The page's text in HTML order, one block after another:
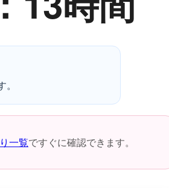
一覧ですぐに確認できます。